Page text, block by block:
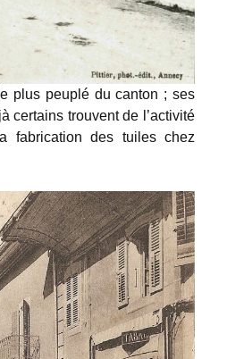
plus peuplé du canton ; ses
certains trouvent de l’activité
fabrication des tuiles chez